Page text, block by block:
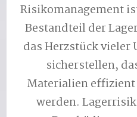
Risikomanagement
Bestandteil der
das Herzstück vieler
sicherstellen,
Materialien
werden.